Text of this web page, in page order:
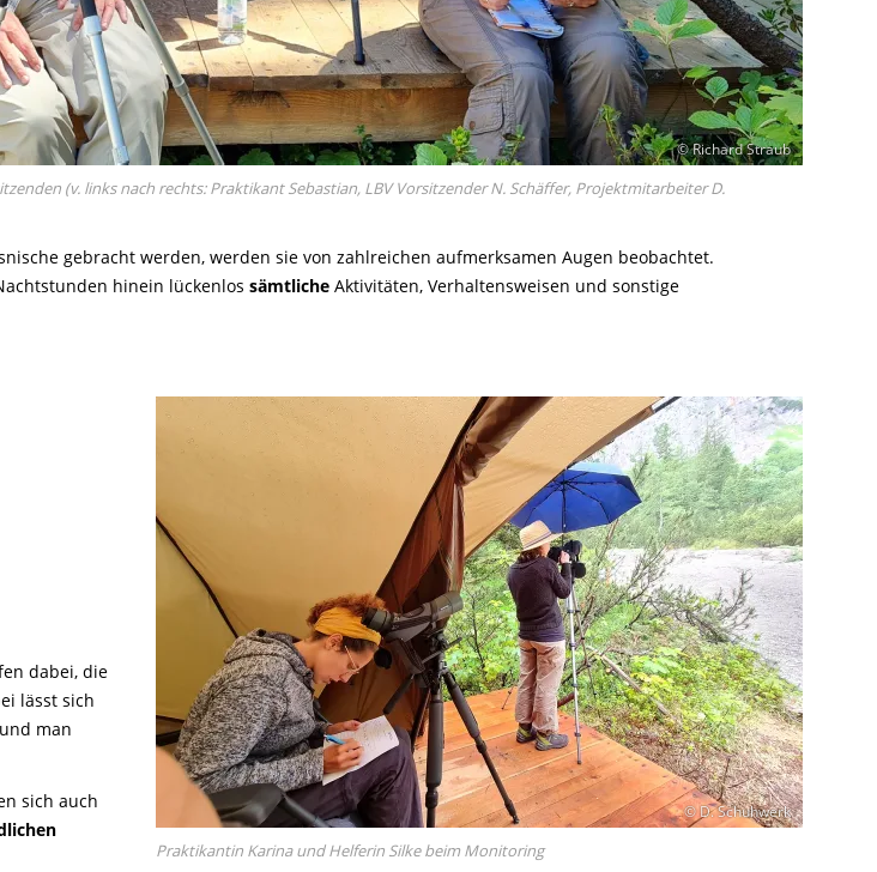
© Richard Straub
(v. links nach rechts: Praktikant Sebastian, LBV Vorsitzender N. Schäffer, Projektmitarbeiter D.
gebracht werden, werden sie von zahlreichen aufmerksamen Augen beobachtet.
hinein lückenlos sämtliche Aktivitäten, Verhaltensweisen und sonstige
© D. Schuhwerk
Praktikantin Karina und Helferin Silke beim Monitoring
dabei, die
lässt sich
man
sich auch